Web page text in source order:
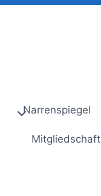
Narrenspiegel
Mitgliedschaft